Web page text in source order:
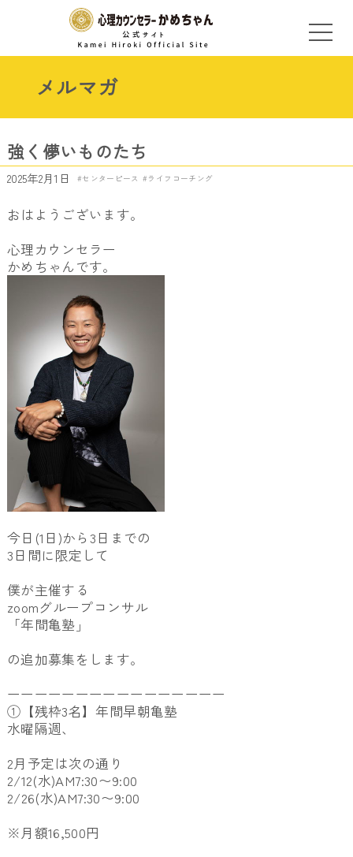
メルマガ
強く儚いものたち
2025年2月1日 センターピース ライフコーチング
おはようございます。
心理カウンセラー
かめちゃんです。
今日(1日)から3日までの
3日間に限定して
僕が主催する
zoomグループコンサル
「年間亀塾」
の追加募集をします。
ーーーーーーーーーーーーーーーー
①【残枠3名】年間早朝亀塾
水曜隔週、
2月予定は次の通り
2/12(水)AM7:30〜9:00
2/26(水)AM7:30〜9:00
※月額16,500円